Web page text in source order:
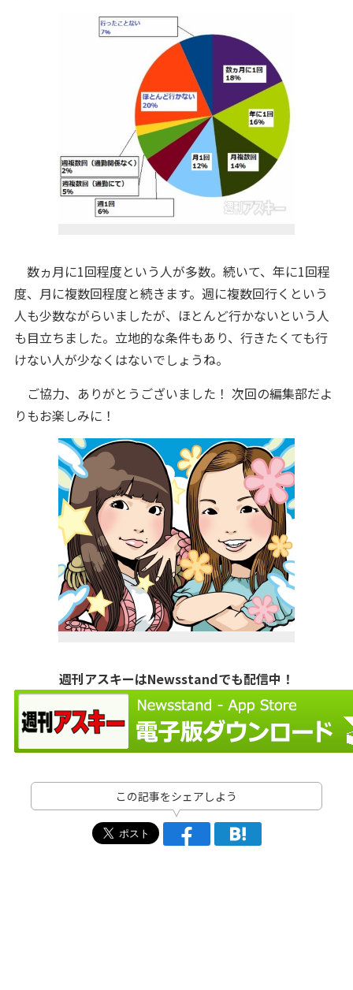
数ヵ月に1回程度という人が多数。続いて、年に1回程
度、月に複数回程度と続きます。週に複数回行くという
人も少数ながらいましたが、ほとんど行かないという人
も目立ちました。立地的な条件もあり、行きたくても行
けない人が少なくはないでしょうね。
ご協力、ありがとうございました！ 次回の編集部だよ
りもお楽しみに！
週刊アスキーはNewsstandでも配信中！
この記事をシェアしよう